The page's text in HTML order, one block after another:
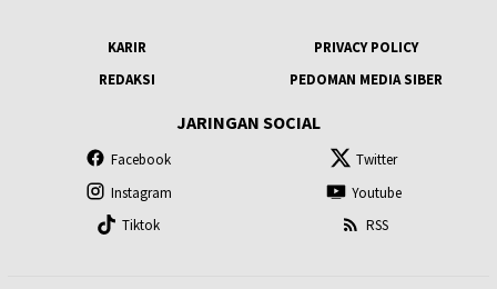
KARIR
PRIVACY POLICY
REDAKSI
PEDOMAN MEDIA SIBER
JARINGAN SOCIAL
Facebook
Twitter
Instagram
Youtube
Tiktok
RSS